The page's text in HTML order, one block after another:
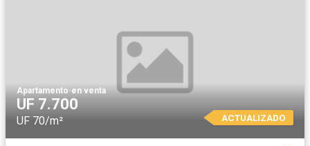
Apartamento·en venta
UF 7.700
UF 70/m² ACTUALIZADO